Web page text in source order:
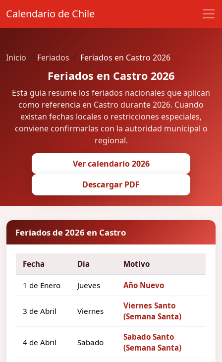
Calendario de Chile
Inicio Feriados Feriados en Castro 2026
Feriados en Castro 2026
Esta guia resume los feriados nacionales que aplican
como referencia en Castro durante 2026. Cuando
existan fechas locales o restricciones especiales,
conviene confirmarlas con la autoridad municipal o
regional.
Ver calendario 2026
Descargar PDF
Feriados de 2026 en Castro
Fecha Dia Motivo
1 de Enero Jueves Año Nuevo
3 de Abril Viernes
Viernes Santo
(Semana Santa)
4 de Abril Sabado
Sabado Santo
(Semana Santa)